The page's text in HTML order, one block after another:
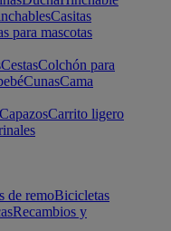
Casitas
para mascotas
CestasColchón para
CunasCama
CapazosCarrito ligero
de remoBicicletas
Recambios y